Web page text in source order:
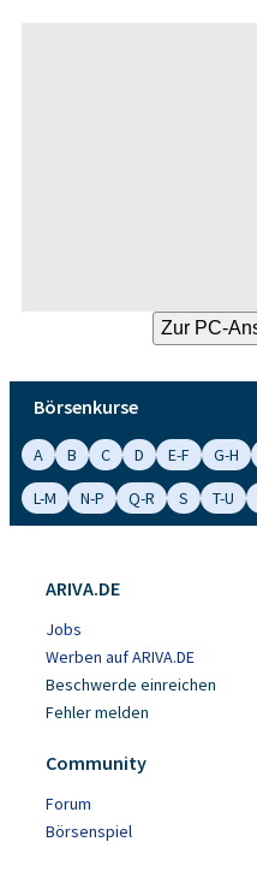
Börsenkurse
A B C D E-F G-H
L-M
N-P Q-R S T-U
ARIVA.DE
Jobs
Werben auf ARIVA.DE
Beschwerde einreichen
Fehler melden
Community
Forum
Börsenspiel